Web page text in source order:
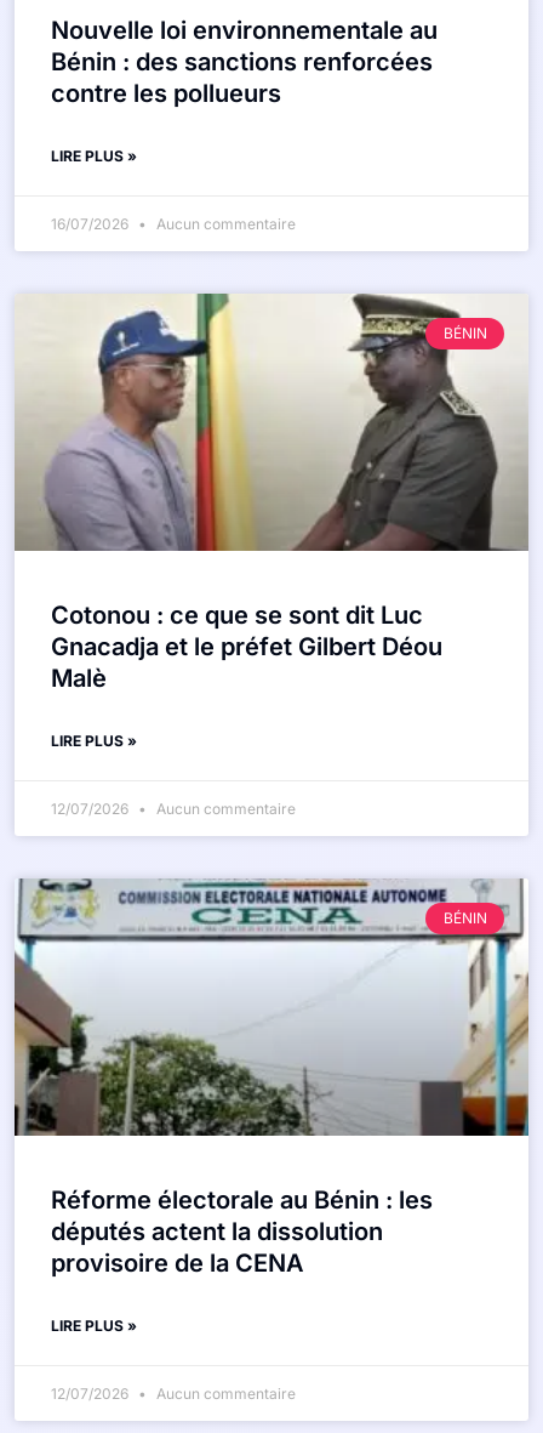
Nouvelle loi environnementale au
Bénin : des sanctions renforcées
contre les pollueurs
LIRE PLUS »
16/07/2026 Aucun commentaire
BÉNIN
Cotonou : ce que se sont dit Luc
Gnacadja et le préfet Gilbert Déou
Malè
LIRE PLUS »
12/07/2026 Aucun commentaire
BÉNIN
Réforme électorale au Bénin : les
députés actent la dissolution
provisoire de la CENA
LIRE PLUS »
12/07/2026 Aucun commentaire